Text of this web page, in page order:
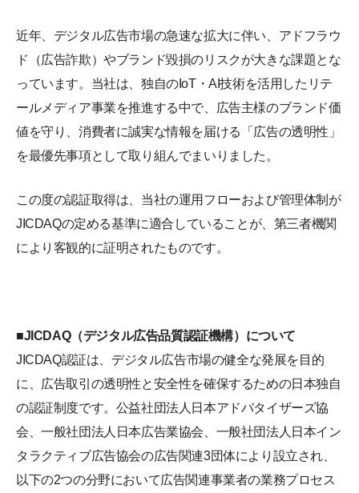
近年、デジタル広告市場の急速な拡大に伴い、アドフラウ
ド（広告詐欺）やブランド毀損のリスクが大きな課題とな
っています。当社は、独自のIoT・AI技術を活用したリテ
ールメディア事業を推進する中で、広告主様のブランド価
値を守り、消費者に誠実な情報を届ける「広告の透明性」
を最優先事項として取り組んでまいりました。
この度の認証取得は、当社の運用フローおよび管理体制が
JICDAQの定める基準に適合していることが、第三者機関
により客観的に証明されたものです。
■JICDAQ（デジタル広告品質認証機構）について
JICDAQ認証は、デジタル広告市場の健全な発展を目的
に、広告取引の透明性と安全性を確保するための日本独自
の認証制度です。公益社団法人日本アドバタイザーズ協
会、一般社団法人日本広告業協会、一般社団法人日本イン
タラクティブ広告協会の広告関連3団体により設立され、
以下の2つの分野において広告関連事業者の業務プロセス